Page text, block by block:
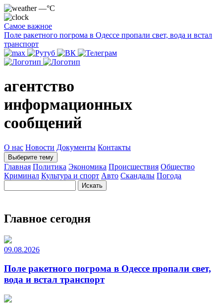
—°C
Самое важное
Поле ракетного погрома в Одессе пропали свет, вода и встал
транспорт
агентство
информационных
сообщений
О нас Новости Документы Контакты
Выберите тему
Главная Политика Экономика Происшествия Общество
Криминал Культура и спорт Авто Скандалы Погода
Главное сегодня
09.08.2026
Поле ракетного погрома в Одессе пропали свет,
вода и встал транспорт